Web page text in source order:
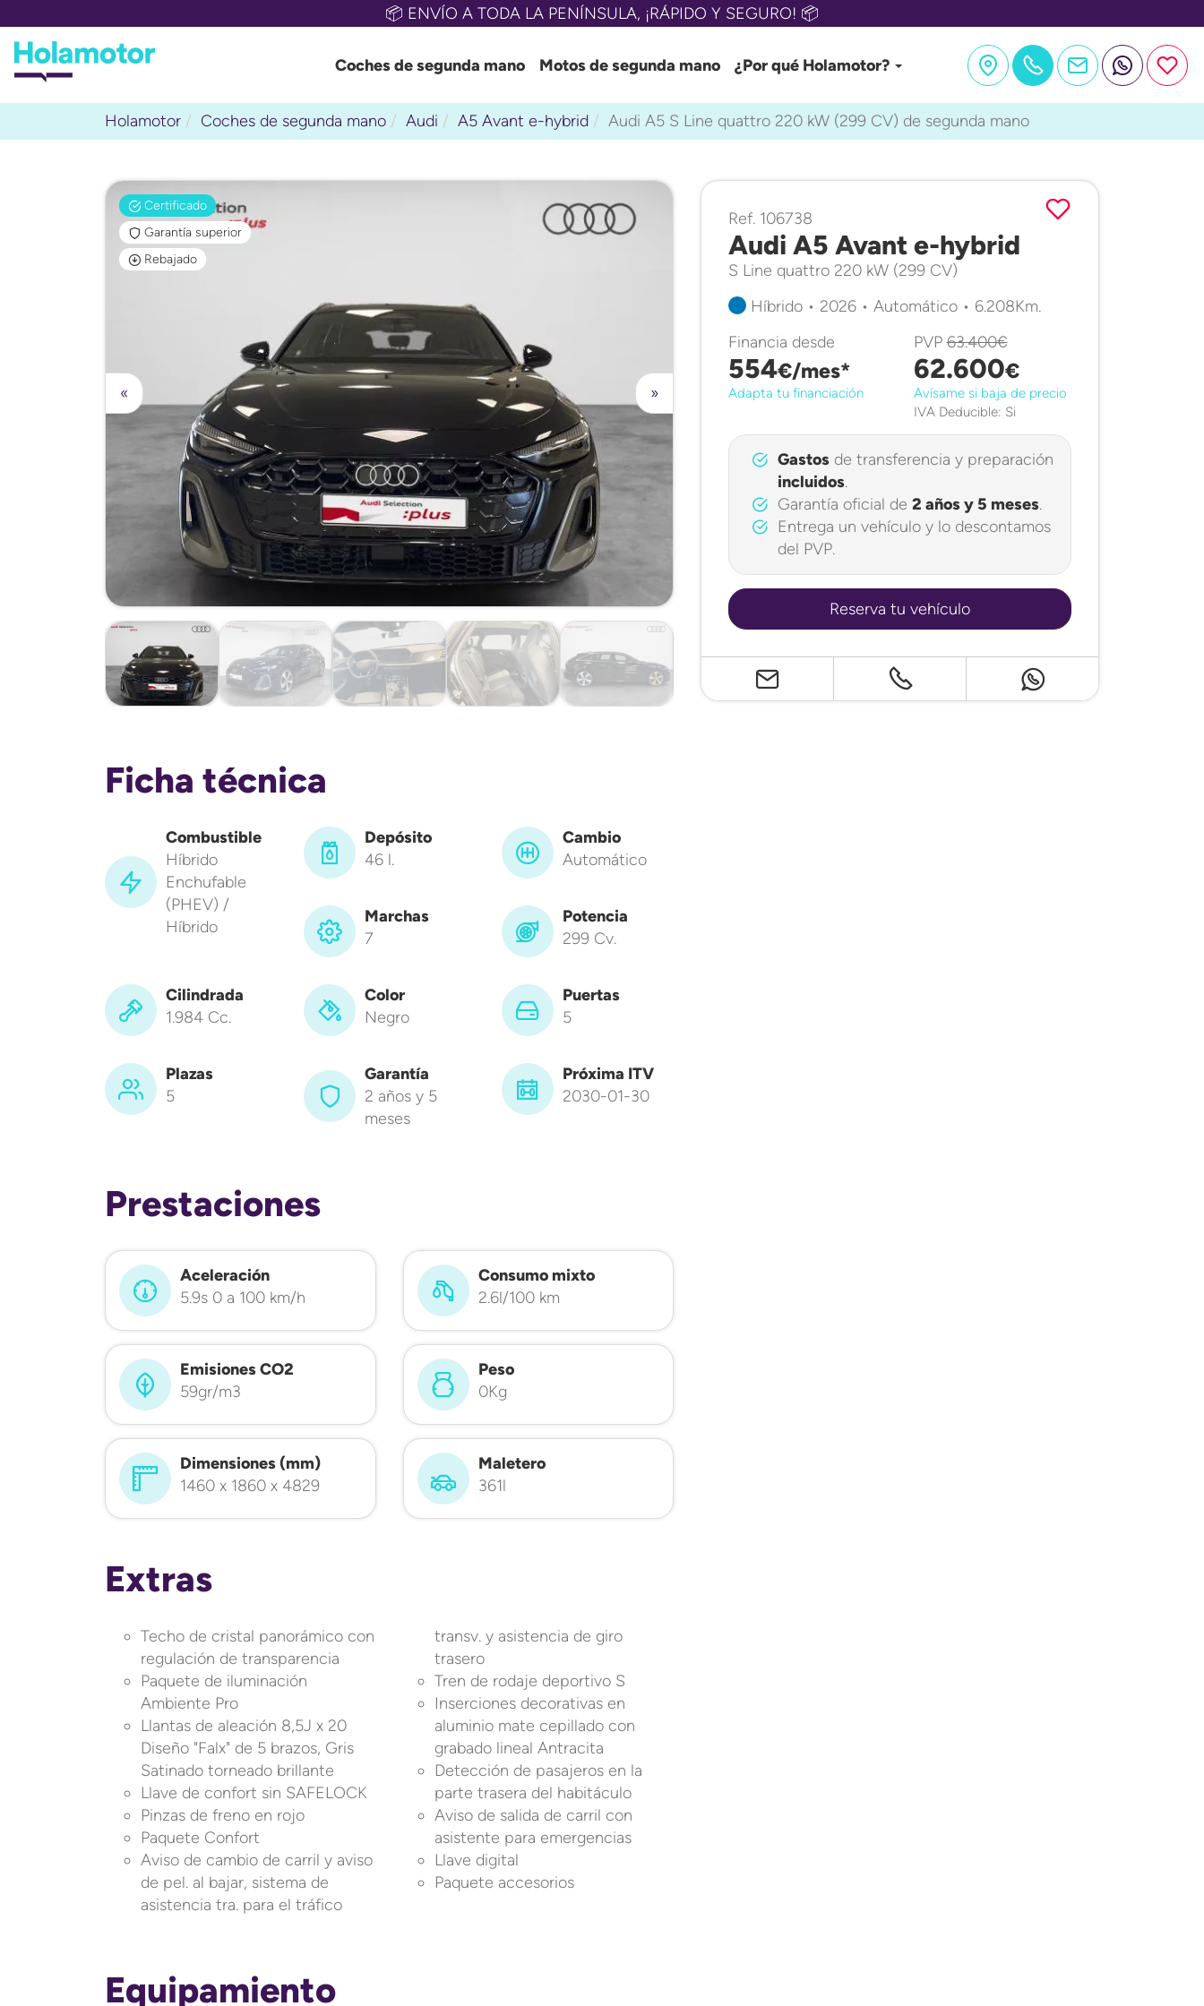
📦 ENVÍO A TODA LA PENÍNSULA, ¡RÁPIDO Y SEGURO! 📦
Coches de segunda mano Motos de segunda mano ¿Por qué Holamotor?
Holamotor Coches de segunda mano Audi A5 Avant e-hybrid Audi A5 S Line quattro 220 kW (299 CV) de segunda mano
Certificado
Garantía superior
Rebajado
»
«
Ref. 106738
Audi A5 Avant e-hybrid
S Line quattro 220 kW (299 CV)
Híbrido • 2026 • Automático • 6.208Km.
Financia desde
554€/mes*
Adapta tu financiación
PVP63.400€
62.600€
Avísame si baja de precio
IVA Deducible: Si
Gastosde transferencia y preparación
incluidos.
Garantía oficial de 2 años y 5 meses.
Entrega un vehículo y lo descontamos
del PVP.
Reserva tu vehículo
Ficha técnica
Combustible
Híbrido
Enchufable
(PHEV) /
Híbrido
Depósito
46 l.
Cambio
Automático
Marchas
7
Potencia
299 Cv.
Cilindrada
1.984 Cc.
Color
Negro
Puertas
5
Plazas
5
Garantía
2 años y 5
meses
Próxima ITV
2030-01-30
Prestaciones
Aceleración
5.9s 0 a 100 km/h
Consumo mixto
2.6l/100 km
Emisiones CO2
59gr/m3
Peso
0Kg
Dimensiones (mm)
1460 x 1860 x 4829
Maletero
361l
Extras
Techo de cristal panorámico con
regulación de transparencia
Paquete de iluminación
Ambiente Pro
Llantas de aleación 8,5J x 20
Diseño "Falx" de 5 brazos, Gris
Satinado torneado brillante
Llave de confort sin SAFELOCK
Pinzas de freno en rojo
Paquete Confort
Aviso de cambio de carril y aviso
de pel. al bajar, sistema de
asistencia tra. para el tráfico
transv. y asistencia de giro
trasero
Tren de rodaje deportivo S
Inserciones decorativas en
aluminio mate cepillado con
grabado lineal Antracita
Detección de pasajeros en la
parte trasera del habitáculo
Aviso de salida de carril con
asistente para emergencias
Llave digital
Paquete accesorios
Equipamiento